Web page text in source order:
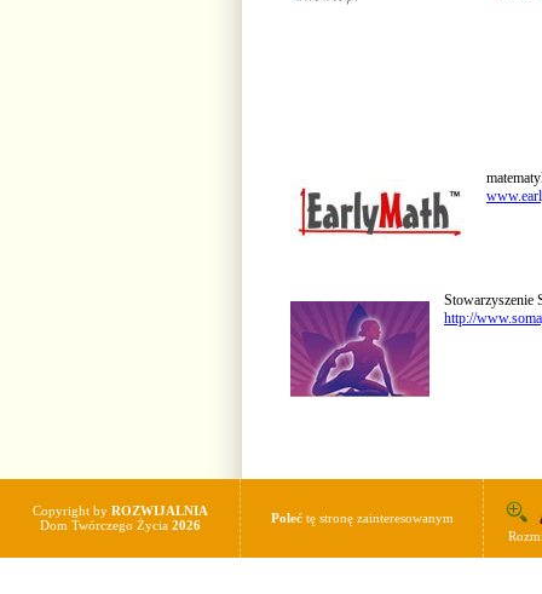
Stowarzyszenie
http://
Copyright by ROZWIJALNIA
Dom Twórczego Życia 2026 Polećtę stronę zainteresowanym